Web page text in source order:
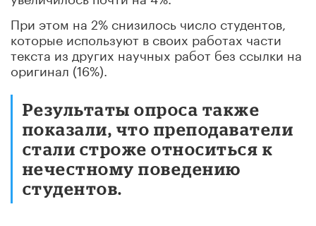
При этом на 2% снизилось число студентов,
которые используют в своих работах части
текста из других научных работ без ссылки на
оригинал (16%).
Результаты опроса также
показали, что преподаватели
стали строже относиться к
нечестному поведению
студентов.